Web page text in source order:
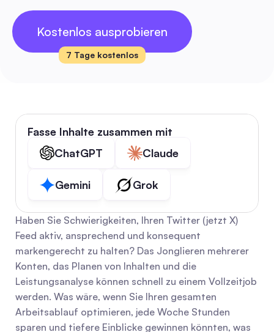
Kostenlos ausprobieren
7 Tage kostenlos
Fasse Inhalte zusammen mit
ChatGPT
Claude
Gemini Grok
Haben Sie Schwierigkeiten, Ihren Twitter (jetzt X)
Feed aktiv, ansprechend und konsequent
markengerecht zu halten? Das Jonglieren mehrerer
Konten, das Planen von Inhalten und die
Leistungsanalyse können schnell zu einem Vollzeitjob
werden. Was wäre, wenn Sie Ihren gesamten
Arbeitsablauf optimieren, jede Woche Stunden
sparen und tiefere Einblicke gewinnen könnten, was